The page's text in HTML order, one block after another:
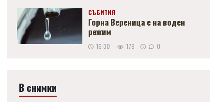
СЪБИТИЯ
Горна Вереница е на воден
режим
16:30 179 0
В снимки